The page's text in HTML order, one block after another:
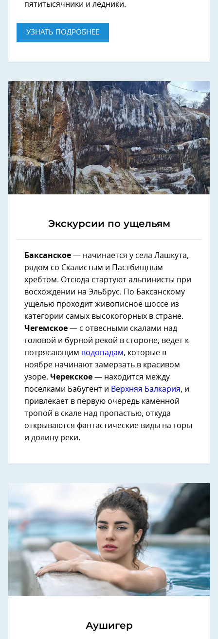
пятитысячники и ледники.
УЗНАТЬ ПОДРОБНЕЕ
Экскурсии по ущельям
Баксанское — начинается у села Лашкута,
рядом со Скалистым и Пастбищным
хребтом. Отсюда стартуют альпинисты при
восхождении на Эльбрус. По Баксанскому
ущелью проходит живописное шоссе из
категории самых высокогорных в стране.
Чегемское — с отвесными скалами над
головой и бурной рекой в стороне, ведет к
потрясающим водопадам, которые в
ноябре начинают замерзать в красивом
узоре. Черекское — находится между
поселками Бабугент и Верхняя Балкария, и
привлекает в первую очередь каменной
тропой в скале над пропастью, откуда
открываются фантастические виды на горы
и долину реки.
Аушигер